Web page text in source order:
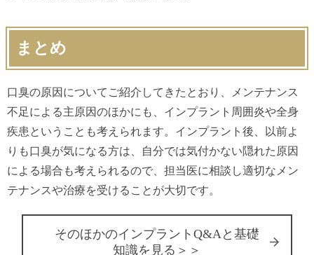
まとめ
口臭の原因についてご紹介してきたとおり、メンテナンス
不足による主原因のほかにも、インプラント周囲炎や全身
疾患ということも考えられます。インプラント後、以前よ
りも口臭が気になる方は、自分では気付かない隠れた原因
による場合も考えられるので、担当医に相談し適切なメン
テナンスや治療を受けることが大切です。
そのほかのインプラントQ&Aと基礎
知識を見る＞＞